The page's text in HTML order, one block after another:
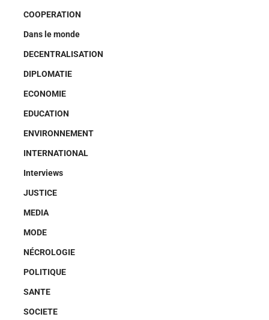
COOPERATION
Dans le monde
DECENTRALISATION
DIPLOMATIE
ECONOMIE
EDUCATION
ENVIRONNEMENT
INTERNATIONAL
Interviews
JUSTICE
MEDIA
MODE
NÉCROLOGIE
POLITIQUE
SANTE
SOCIETE